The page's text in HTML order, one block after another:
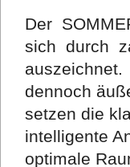
Der
sich durch
dennoch
setzen die
intelligente
optimale